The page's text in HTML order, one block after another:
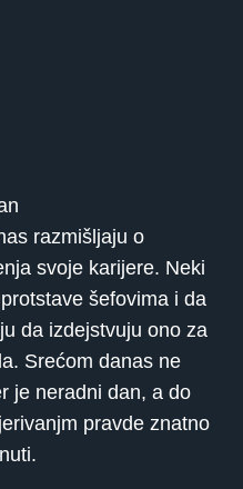
razmišljaju o
svoje karijere. Neki
šefovima i da
da izdejstvuju ono za
Srećom danas ne
je neradni dan, a do
pravde znatno